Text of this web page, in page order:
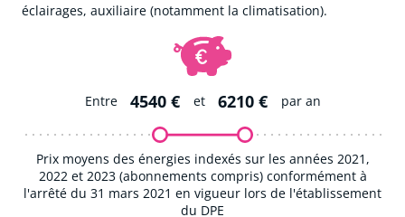
éclairages, auxiliaire (notamment la climatisation).
Entre 4540 € et 6210 € par an
Prix moyens des énergies indexés sur les années 2021,
2022 et 2023 (abonnements compris) conformément à
l'arrêté du 31 mars 2021 en vigueur lors de l'établissement
du DPE